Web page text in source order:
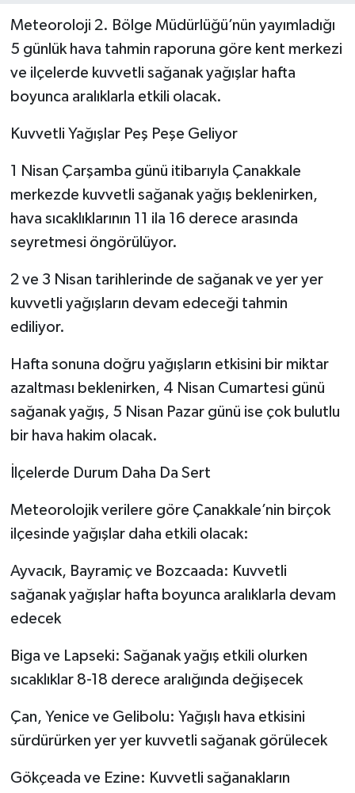
Meteoroloji 2. Bölge Müdürlüğü’nün yayımladığı
5 günlük hava tahmin raporuna göre kent merkezi
ve ilçelerde kuvvetli sağanak yağışlar hafta
boyunca aralıklarla etkili olacak.
Kuvvetli Yağışlar Peş Peşe Geliyor
1 Nisan Çarşamba günü itibarıyla Çanakkale
merkezde kuvvetli sağanak yağış beklenirken,
hava sıcaklıklarının 11 ila 16 derece arasında
seyretmesi öngörülüyor.
2 ve 3 Nisan tarihlerinde de sağanak ve yer yer
kuvvetli yağışların devam edeceği tahmin
ediliyor.
Hafta sonuna doğru yağışların etkisini bir miktar
azaltması beklenirken, 4 Nisan Cumartesi günü
sağanak yağış, 5 Nisan Pazar günü ise çok bulutlu
bir hava hakim olacak.
İlçelerde Durum Daha Da Sert
Meteorolojik verilere göre Çanakkale’nin birçok
ilçesinde yağışlar daha etkili olacak:
Ayvacık, Bayramiç ve Bozcaada: Kuvvetli
sağanak yağışlar hafta boyunca aralıklarla devam
edecek
Biga ve Lapseki: Sağanak yağış etkili olurken
sıcaklıklar 8-18 derece aralığında değişecek
Çan, Yenice ve Gelibolu: Yağışlı hava etkisini
sürdürürken yer yer kuvvetli sağanak görülecek
Gökçeada ve Ezine: Kuvvetli sağanakların